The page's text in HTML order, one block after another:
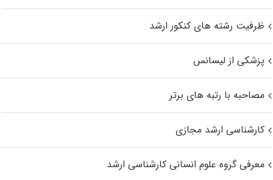
ظرفیت رشته های کنکور ارشد
پزشکی از لیسانس
مصاحبه با رتبه های برتر
کارشناسی ارشد مجازی
معرفی گروه علوم انسانی کارشناسی ارشد